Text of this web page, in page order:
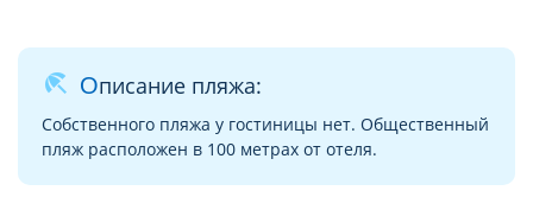
beach_access Описание пляжа:
Собственного пляжа у гостиницы нет. Общественный
пляж расположен в 100 метрах от отеля.